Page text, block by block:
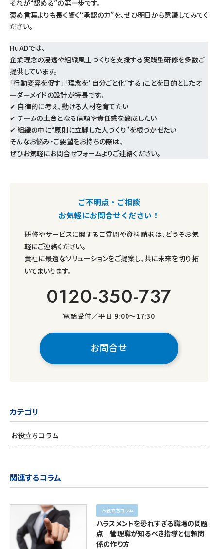
それが“認める”の第一歩です。
褒め言葉よりも長く響く“承認の力”を、ぜひ明日から意識してみてく
ださい。
HuADでは、
企業理念の浸透や組織風土づくりを支援する実践型研修を多数ご
提供しています。
「行動変容を促す」「理念を“自分ごと化”する」ことを目的としたオ
ーダーメイドの設計が特長です。
✔ 自律的に考え、動ける人材を育てたい
✔ チームの土台となる信頼や責任感を醸成したい
✔ 組織の中に“原則に立脚した人づくり”を根づかせたい
そんなお悩み・ご要望をお持ちの際は、
ぜひお気軽にお問合せフォームよりご連絡ください。
ご不明点・ご相談
お気軽にお問合せください！
研修やサービスに関するご質問や資料請求は、どうぞお気
軽にご連絡ください。
貴社に最適なソリューションをご提案し、共に未来を切り拓
いてまいります。
0120-350-737
電話受付／平日 9:00～17:30
お問合せ
カテゴリ
お役立ちコラム
関連するコラム
お役立ちコラム
ハラスメントを恐れすぎる職場の問題
点｜管理職が知るべき指導と信頼関
係の作り方